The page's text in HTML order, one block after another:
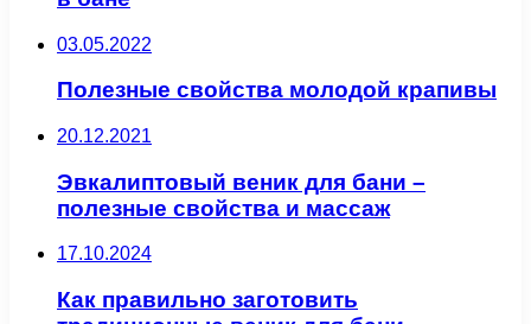
03.05.2022
Полезные свойства молодой крапивы
20.12.2021
Эвкалиптовый веник для бани –
полезные свойства и массаж
17.10.2024
Как правильно заготовить